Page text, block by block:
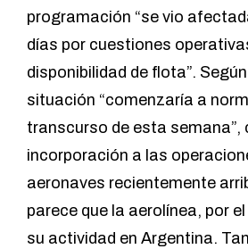
programación “se vio
días por cuestiones
disponibilidad de flota”.
situación “comenzaría a
transcurso de esta semana”,
incorporación a las
aeronaves recientemente
parece que la aerolínea, por
su actividad en Argentina.